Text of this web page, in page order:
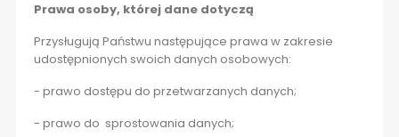
Prawa osoby, której dane dotyczą
Przysługują Państwu następujące prawa w zakresie
udostępnionych swoich danych osobowych:
- prawo dostępu do przetwarzanych danych;
- prawo do sprostowania danych;